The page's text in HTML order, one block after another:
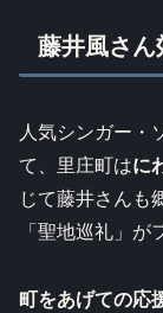
藤井風さ
人気シンガー・
て、里庄町はに
じて藤井さんも
「聖地巡礼」が
町をあげての応